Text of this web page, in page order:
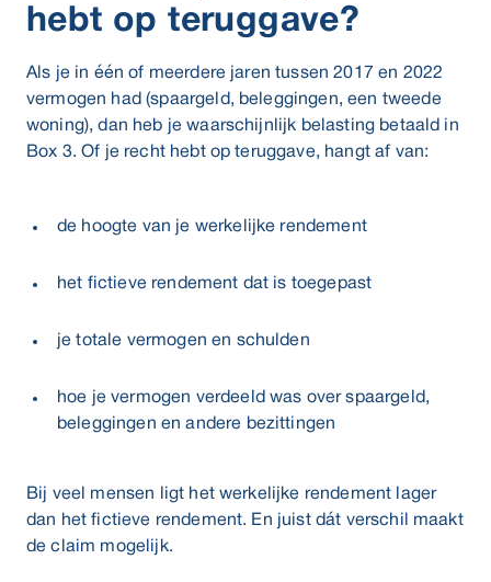
hebt op teruggave?
Als je in één of meerdere jaren tussen 2017 en 2022
vermogen had (spaargeld, beleggingen, een tweede
woning), dan heb je waarschijnlijk belasting betaald in
Box 3. Of je recht hebt op teruggave, hangt af van:
de hoogte van je werkelijke rendement
het fictieve rendement dat is toegepast
je totale vermogen en schulden
hoe je vermogen verdeeld was over spaargeld,
beleggingen en andere bezittingen
Bij veel mensen ligt het werkelijke rendement lager
dan het fictieve rendement. En juist dát verschil maakt
de claim mogelijk.